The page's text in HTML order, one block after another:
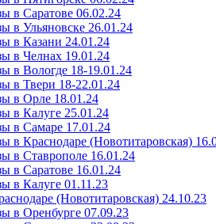
в Саратове 06.02.24
в Ульяновске 26.01.24
в Казани 24.01.24
в Челнах 19.01.24
в Вологде 18-19.01.24
в Твери 18-22.01.24
в Орле 18.01.24
в Калуге 25.01.24
в Самаре 17.01.24
в Краснодаре (Новотитаровская)
в Ставрополе 16.01.24
в Саратове 16.01.24
в Калуге 01.11.23
(Новотитаровская) 24.10.23
в Оренбурге 07.09.23